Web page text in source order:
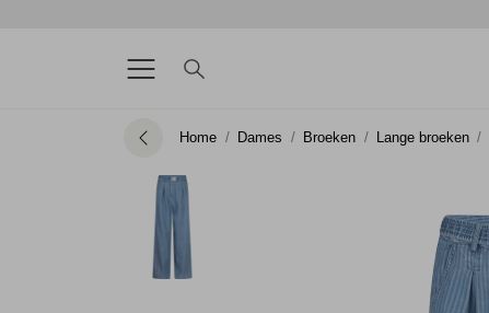
Home Dames Broeken Lange broeken